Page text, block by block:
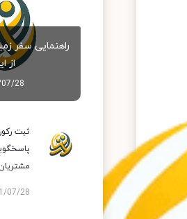
راهنمایی سفر
از
28
07/28